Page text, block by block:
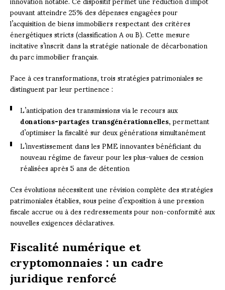
pouvant atteindre 25% des dépenses engagées pour
l’acquisition de biens immobiliers respectant des critères
énergétiques stricts (classification A ou B). Cette mesure
incitative s’inscrit dans la stratégie nationale de décarbonation
du parc immobilier français.
Face à ces transformations, trois stratégies patrimoniales se
distinguent par leur pertinence :
L’anticipation des transmissions via le recours aux
donations-partages transgénérationnelles, permettant
d’optimiser la fiscalité sur deux générations simultanément
L’investissement dans les PME innovantes bénéficiant du
nouveau régime de faveur pour les plus-values de cession
réalisées après 5 ans de détention
Ces évolutions nécessitent une révision complète des stratégies
patrimoniales établies, sous peine d’exposition à une pression
fiscale accrue ou à des redressements pour non-conformité aux
nouvelles exigences déclaratives.
Fiscalité numérique et
cryptomonnaies : un cadre
juridique renforcé